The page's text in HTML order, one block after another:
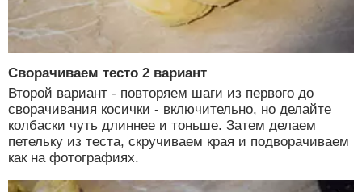
Сворачиваем тесто 2 вариант
Второй вариант - повторяем шаги из первого до
сворачивания косички - включительно, но делайте
колбаски чуть длиннее и тоньше. Затем делаем
петельку из теста, скручиваем края и подворачиваем
как на фотографиях.